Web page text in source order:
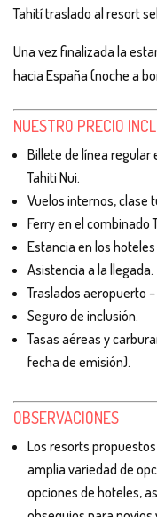
Tahití traslado al resort
Una vez finalizada la
hacia España (noche a
NUESTRO PRECIO
Billete de línea regular
Tahiti Nui.
Vuelos internos, clase
Ferry en el combinado
Estancia en los
Asistencia a la llegada.
Traslados aeropuerto
Seguro de inclusión.
Tasas aéreas y
fecha de emisión).
OBSERVACIONES
Los resorts
amplia variedad de
opciones de hoteles,